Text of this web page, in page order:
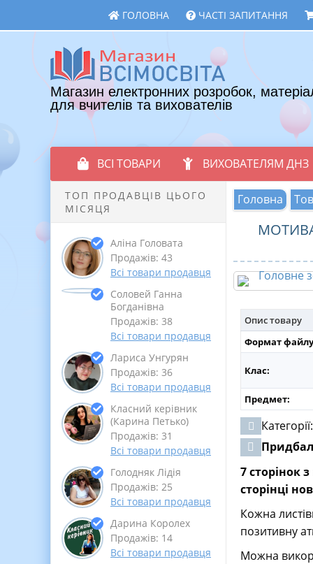
ГОЛОВНА ЧАСТІ ЗАПИТАННЯ
Магазин електронних розробок,
для вчителів та вихователів
ВСІ ТОВАРИ ВИХОВАТЕЛЯМ ДНЗ
ТОП ПРОДАВЦІВ ЦЬОГО
МІСЯЦЯ
Аліна Головата
Продажів: 43
Всі товари продавця
Соловей Ганна
Богданівна
Продажів: 38
Всі товари продавця
Лариса Унгурян
Продажів: 36
Всі товари продавця
Класний керівник
(Карина Петько)
Продажів: 31
Всі товари продавця
Голодняк Лідія
Продажів: 25
Всі товари продавця
Дарина Королех
Продажів: 14
Всі товари продавця
Головна
Опис товару
Формат
Клас:
Предмет:
Категорії:
7 сторінок
сторінці
Кожна
позитивну
Можна